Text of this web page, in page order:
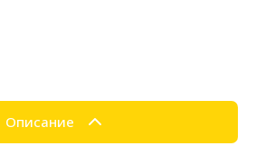
Описание